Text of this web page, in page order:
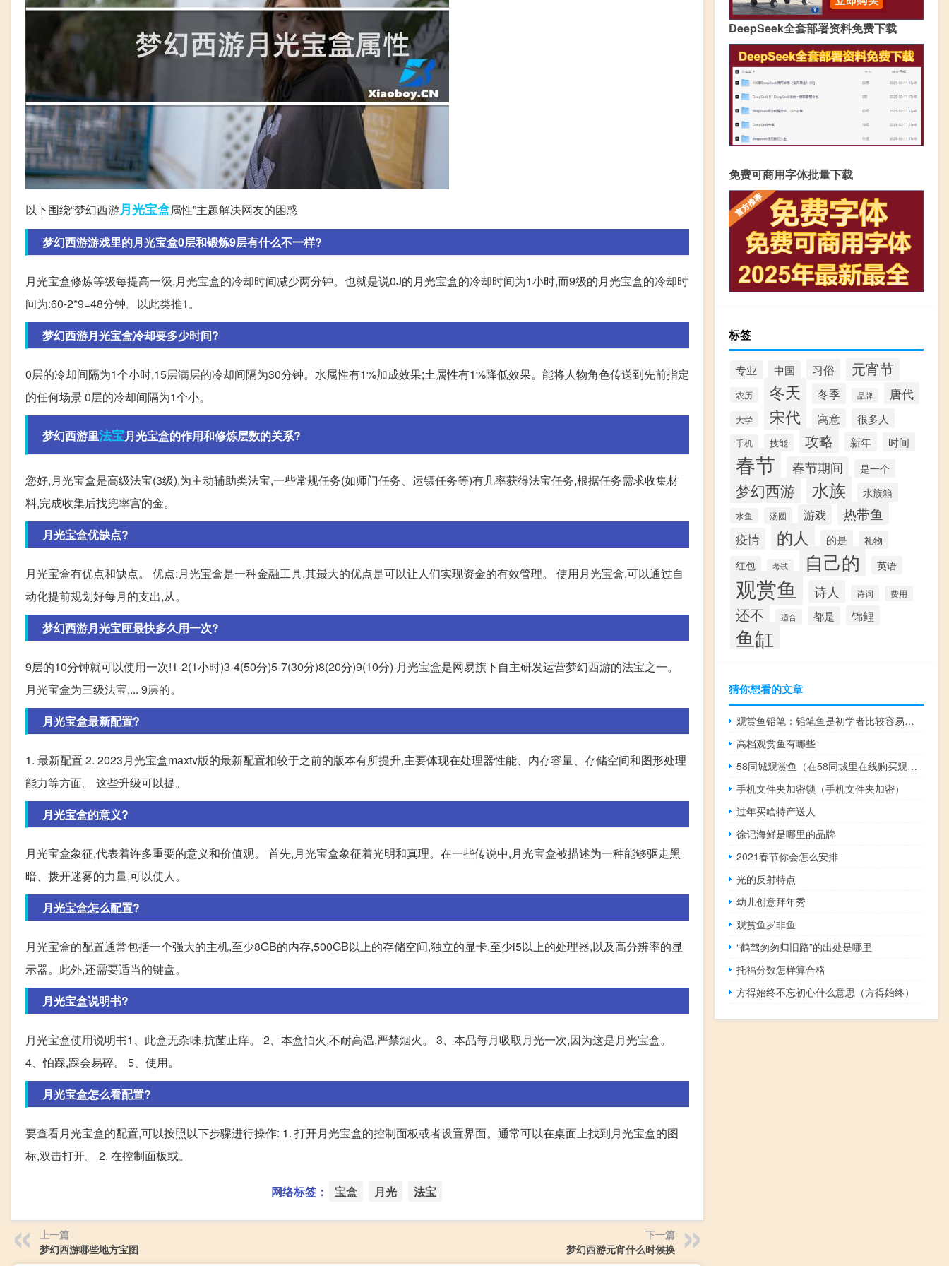
以下围绕“梦幻西游月光宝盒属性”主题解决网友的困惑
梦幻西游游戏里的月光宝盒0层和锻炼9层有什么不一样?
月光宝盒修炼等级每提高一级,月光宝盒的冷却时间减少两分钟。也就是说0J的月光宝盒的冷却时间为1小时,而9级的月光宝盒的冷却时
间为:60-2*9=48分钟。以此类推1。
梦幻西游月光宝盒冷却要多少时间?
0层的冷却间隔为1个小时,15层满层的冷却间隔为30分钟。水属性有1%加成效果;土属性有1%降低效果。能将人物角色传送到先前指定
的任何场景 0层的冷却间隔为1个小。
梦幻西游里法宝月光宝盒的作用和修炼层数的关系?
您好,月光宝盒是高级法宝(3级),为主动辅助类法宝,一些常规任务(如师门任务、运镖任务等)有几率获得法宝任务,根据任务需求收集材
料,完成收集后找兜率宫的金。
月光宝盒优缺点?
月光宝盒有优点和缺点。 优点:月光宝盒是一种金融工具,其最大的优点是可以让人们实现资金的有效管理。 使用月光宝盒,可以通过自
动化提前规划好每月的支出,从。
梦幻西游月光宝匣最快多久用一次?
9层的10分钟就可以使用一次!1-2(1小时)3-4(50分)5-7(30分)8(20分)9(10分) 月光宝盒是网易旗下自主研发运营梦幻西游的法宝之一。
月光宝盒为三级法宝,... 9层的。
月光宝盒最新配置?
1. 最新配置 2. 2023月光宝盒maxtv版的最新配置相较于之前的版本有所提升,主要体现在处理器性能、内存容量、存储空间和图形处理
能力等方面。 这些升级可以提。
月光宝盒的意义?
月光宝盒象征,代表着许多重要的意义和价值观。 首先,月光宝盒象征着光明和真理。在一些传说中,月光宝盒被描述为一种能够驱走黑
暗、拨开迷雾的力量,可以使人。
月光宝盒怎么配置?
月光宝盒的配置通常包括一个强大的主机,至少8GB的内存,500GB以上的存储空间,独立的显卡,至少i5以上的处理器,以及高分辨率的显
示器。此外,还需要适当的键盘。
月光宝盒说明书?
月光宝盒使用说明书1、此盒无杂味,抗菌止痒。 2、本盒怕火,不耐高温,严禁烟火。 3、本品每月吸取月光一次,因为这是月光宝盒。
4、怕踩,踩会易碎。 5、使用。
月光宝盒怎么看配置?
要查看月光宝盒的配置,可以按照以下步骤进行操作: 1. 打开月光宝盒的控制面板或者设置界面。通常可以在桌面上找到月光宝盒的图
标,双击打开。 2. 在控制面板或。
网络标签： 宝盒 月光 法宝
上一篇
梦幻西游哪些地方宝图
下一篇
梦幻西游元宵什么时候换
DeepSeek全套部署资料免费下载
免费可商用字体批量下载
标签
专业 中国 习俗 元宵节
农历 冬天 冬季 品牌 唐代
大学 宋代 寓意 很多人
手机 技能 攻略 新年 时间
春节 春节期间 是一个
梦幻西游 水族 水族箱
水鱼 汤圆 游戏 热带鱼
疫情 的人 的是 礼物
红包 考试 自己的 英语
观赏鱼 诗人 诗词 费用
还不 适合 都是 锦鲤
鱼缸
猜你想看的文章
观赏鱼铅笔：铅笔鱼是初学者比较容易饲养的观赏鱼
高档观赏鱼有哪些
58同城观赏鱼（在58同城里在线购买观赏鱼靠谱吗？）
手机文件夹加密锁（手机文件夹加密）
过年买啥特产送人
徐记海鲜是哪里的品牌
2021春节你会怎么安排
光的反射特点
幼儿创意拜年秀
观赏鱼罗非鱼
“鹤驾匆匆归旧路”的出处是哪里
托福分数怎样算合格
方得始终不忘初心什么意思（方得始终）